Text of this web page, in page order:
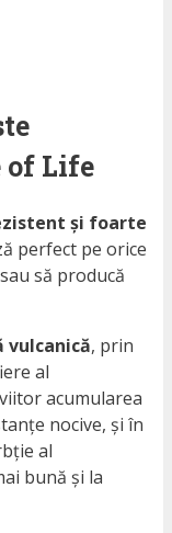
of Life
și foarte
perfect pe orice
să producă
vulcanică, prin
al
acumularea
nocive, și în
al
bună și la